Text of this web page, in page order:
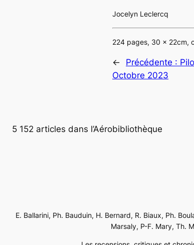
Jocelyn Leclercq
224 pages, 30 x 22cm,
← Précédente :
Octobre 2023
5 152 articles dans l’Aérobibliothèque
E. Ballarini, Ph. Bauduin, H. Bernard, R. Biaux, Ph.
Marsaly, P-F. Mary, Th.